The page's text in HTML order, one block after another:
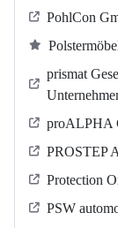
PohlCon
prismat
proALPHA
PROSTEP
Protection
PSW